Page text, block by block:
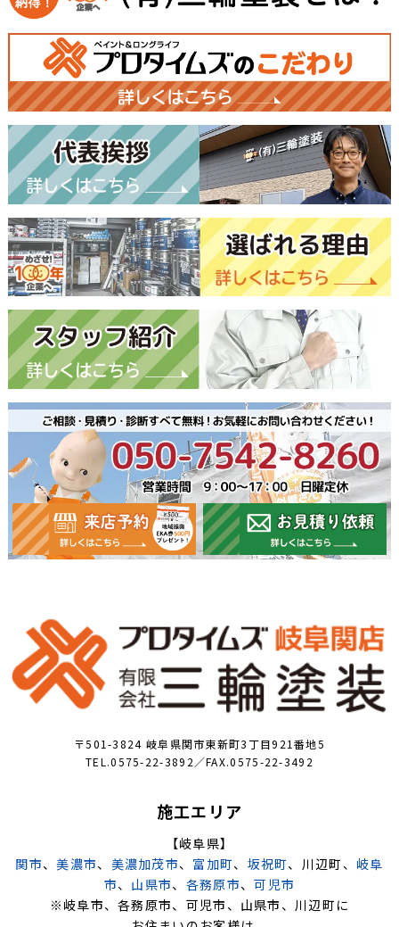
〒501-3824 岐阜県関市東新町3丁目921番地5
TEL.0575-22-3892／FAX.0575-22-3492
施工エリア
【岐阜県】
関市、美濃市、 美濃加茂市、 富加町、 坂祝町、川辺町、 岐阜
市、 山県市、 各務原市、可児市
※岐阜市、各務原市、可児市、山県市、川辺町に